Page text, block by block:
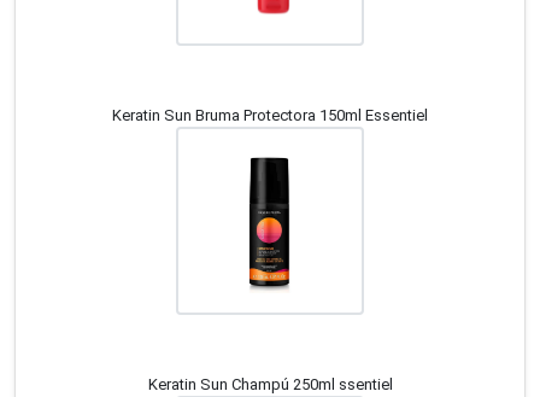
Keratin Sun Bruma Protectora 150ml Essentiel
Keratin Sun Champú 250ml ssentiel